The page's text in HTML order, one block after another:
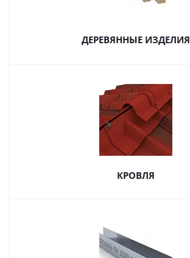
ДЕРЕВЯННЫЕ ИЗДЕЛИЯ
КРОВЛЯ